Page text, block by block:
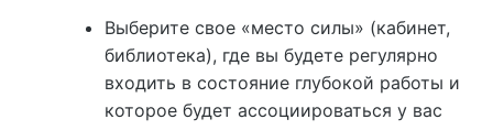
Выберите свое «место силы» (кабинет,
библиотека), где вы будете регулярно
входить в состояние глубокой работы и
которое будет ассоциироваться у вас